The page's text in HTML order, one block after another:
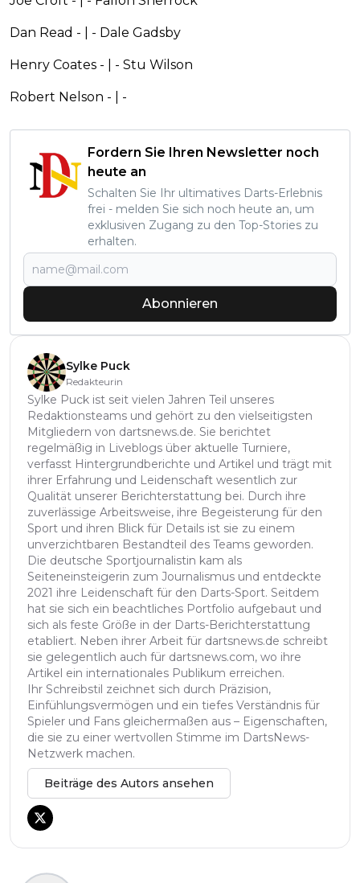
Dan Read - | - Dale Gadsby
Henry Coates - | - Stu Wilson
Robert Nelson - | -
Fordern Sie Ihren Newsletter noch
heute an
Schalten Sie Ihr ultimatives Darts-Erlebnis
frei - melden Sie sich noch heute an, um
exklusiven Zugang zu den Top-Stories zu
erhalten.
Abonnieren
Sylke Puck
Redakteurin
Sylke Puck ist seit vielen Jahren Teil unseres
Redaktionsteams und gehört zu den vielseitigsten
Mitgliedern von dartsnews.de. Sie berichtet
regelmäßig in Liveblogs über aktuelle Turniere,
verfasst Hintergrundberichte und Artikel und trägt mit
ihrer Erfahrung und Leidenschaft wesentlich zur
Qualität unserer Berichterstattung bei. Durch ihre
zuverlässige Arbeitsweise, ihre Begeisterung für den
Sport und ihren Blick für Details ist sie zu einem
unverzichtbaren Bestandteil des Teams geworden.
Die deutsche Sportjournalistin kam als
Seiteneinsteigerin zum Journalismus und entdeckte
2021 ihre Leidenschaft für den Darts-Sport. Seitdem
hat sie sich ein beachtliches Portfolio aufgebaut und
sich als feste Größe in der Darts-Berichterstattung
etabliert. Neben ihrer Arbeit für dartsnews.de schreibt
sie gelegentlich auch für dartsnews.com, wo ihre
Artikel ein internationales Publikum erreichen.
Ihr Schreibstil zeichnet sich durch Präzision,
Einfühlungsvermögen und ein tiefes Verständnis für
Spieler und Fans gleichermaßen aus – Eigenschaften,
die sie zu einer wertvollen Stimme im DartsNews-
Netzwerk machen.
Beiträge des Autors ansehen